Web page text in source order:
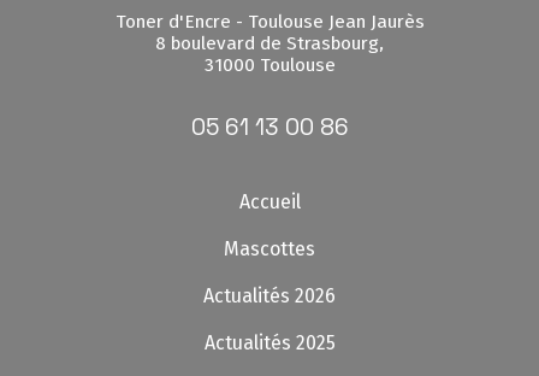
Toner d'Encre - Toulouse Jean Jaurès
8 boulevard de Strasbourg,
31000 Toulouse
05 61 13 00 86
Accueil
Mascottes
Actualités 2026
Actualités 2025